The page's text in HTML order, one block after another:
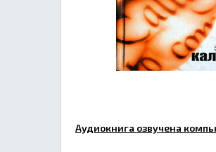
Аудиокнига озвучена